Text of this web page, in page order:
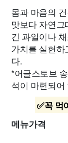
몸과 마음의
맛보다 자연
긴 과일이나
가치를 실현
다.
*어글스토브
석이 마련되어
✅꼭 먹
메뉴가격